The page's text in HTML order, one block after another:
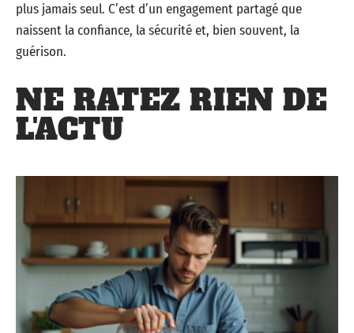
plus jamais seul. C’est d’un engagement partagé que
naissent la confiance, la sécurité et, bien souvent, la
guérison.
NE RATEZ RIEN DE
L'ACTU